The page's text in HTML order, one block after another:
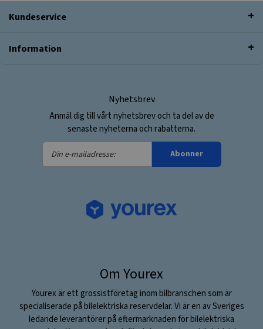
Kundeservice
Information
Nyhetsbrev
Anmäl dig till vårt nyhetsbrev och ta del av de
senaste nyheterna och rabatterna.
Din
e-
Abonner
Om Yourex
Yourex är ett grossistföretag inom bilbranschen som är
specialiserade på bilelektriska reservdelar. Vi är en av Sveriges
ledande leverantörer på eftermarknaden för bilelektriska